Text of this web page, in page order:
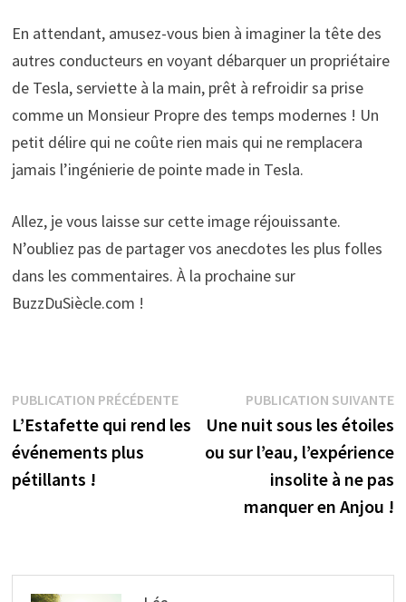
En attendant, amusez-vous bien à imaginer la tête des
autres conducteurs en voyant débarquer un propriétaire
de Tesla, serviette à la main, prêt à refroidir sa prise
comme un Monsieur Propre des temps modernes ! Un
petit délire qui ne coûte rien mais qui ne remplacera
jamais l’ingénierie de pointe made in Tesla.
Allez, je vous laisse sur cette image réjouissante.
N’oubliez pas de partager vos anecdotes les plus folles
dans les commentaires. À la prochaine sur
BuzzDuSiècle.com !
Navigation
de
l’article
PUBLICATION PRÉCÉDENTEPublication
précédente :
L’Estafette qui rend les
événements plus
pétillants !
PUBLICATION SUIVANTE
Une nuit sous les étoiles
ou sur l’eau, l’expérience
insolite à ne pas
manquer en Anjou !